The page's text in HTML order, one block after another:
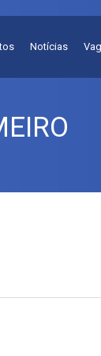
Notícias